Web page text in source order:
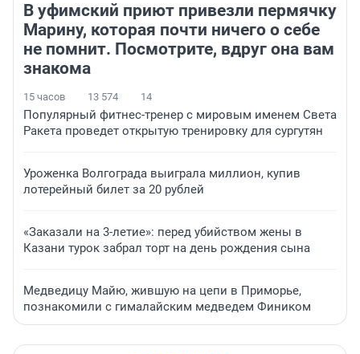
В уфимский приют привезли пермячку
Марину, которая почти ничего о себе
не помнит. Посмотрите, вдруг она вам
знакома
15 часов 13 574 14
Популярный фитнес-тренер с мировым именем Света
Ракета проведет открытую тренировку для сургутян
Уроженка Волгограда выиграла миллион, купив
лотерейный билет за 20 рублей
«Заказали на 3-летие»: перед убийством жены в
Казани турок забрал торт на день рождения сына
Медведицу Майю, жившую на цепи в Приморье,
познакомили с гималайским медведем Фиником